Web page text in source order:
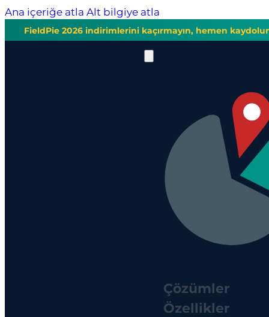
Ana içeriğe atla Alt bilgiye atla
FieldPie 2026 indirimlerini kaçırmayın, hemen
Çözümler
Özellikler